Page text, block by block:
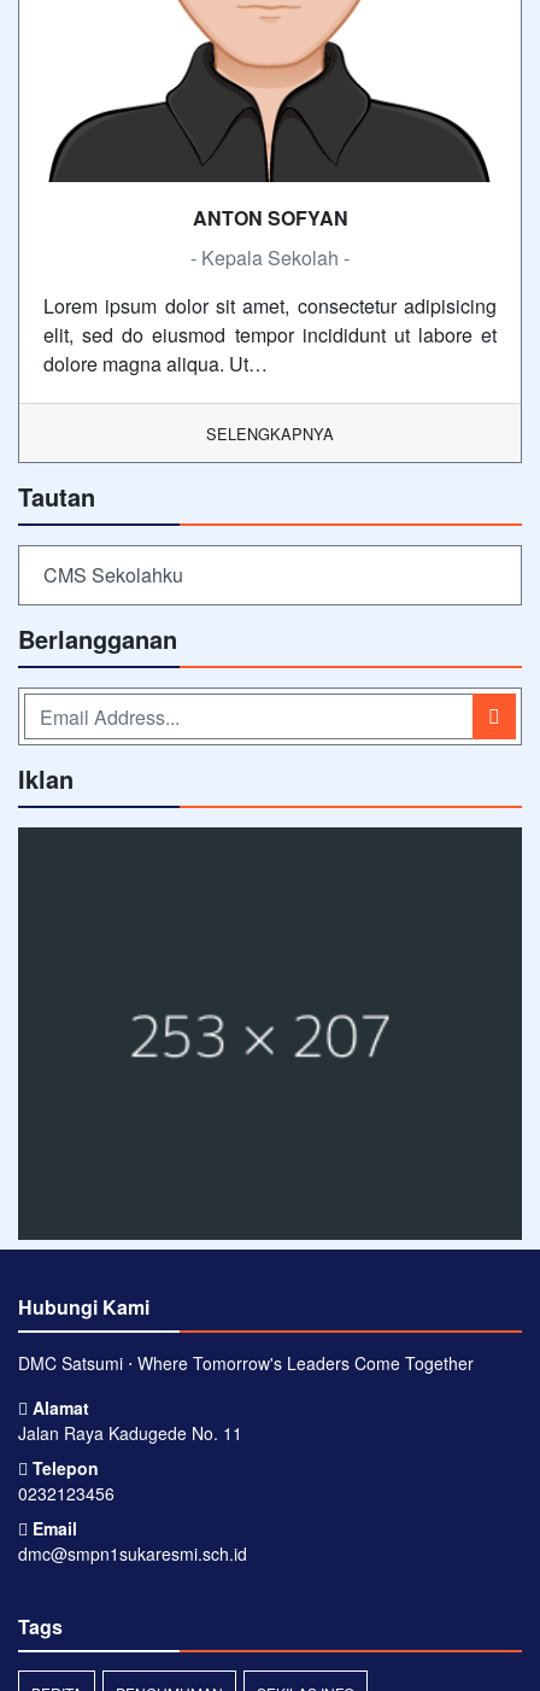
ANTON SOFYAN
- Kepala Sekolah -
Lorem ipsum dolor sit amet, consectetur adipisicing
elit, sed do eiusmod tempor incididunt ut labore et
dolore magna aliqua. Ut…
SELENGKAPNYA
Tautan
CMS Sekolahku
Berlangganan
Iklan
Hubungi Kami
DMC Satsumi ⋅ Where Tomorrow's Leaders Come Together
Alamat
Jalan Raya Kadugede No. 11
Telepon
0232123456
Email
dmc@smpn1sukaresmi.sch.id
Tags